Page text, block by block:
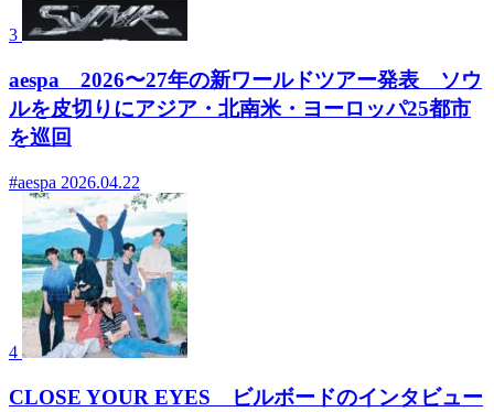
3
aespa 2026〜27年の新ワールドツアー発表 ソウ
ルを皮切りにアジア・北南米・ヨーロッパ25都市
を巡回
#aespa 2026.04.22
4
CLOSE YOUR EYES ビルボードのインタビュー